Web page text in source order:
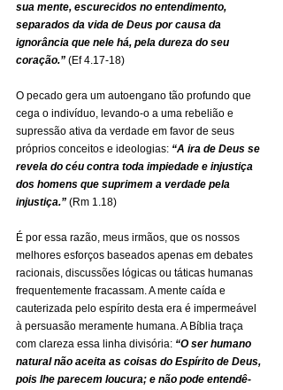
sua mente, escurecidos no entendimento,
separados da vida de Deus por causa da
ignorância que nele há, pela dureza do seu
coração.” (Ef 4.17-18)
O pecado gera um autoengano tão profundo que
cega o indivíduo, levando-o a uma rebelião e
supressão ativa da verdade em favor de seus
próprios conceitos e ideologias: “A ira de Deus se
revela do céu contra toda impiedade e injustiça
dos homens que suprimem a verdade pela
injustiça.” (Rm 1.18)
É por essa razão, meus irmãos, que os nossos
melhores esforços baseados apenas em debates
racionais, discussões lógicas ou táticas humanas
frequentemente fracassam. A mente caída e
cauterizada pelo espírito desta era é impermeável
à persuasão meramente humana. A Bíblia traça
com clareza essa linha divisória: “O ser humano
natural não aceita as coisas do Espírito de Deus,
pois lhe parecem loucura; e não pode entendê-